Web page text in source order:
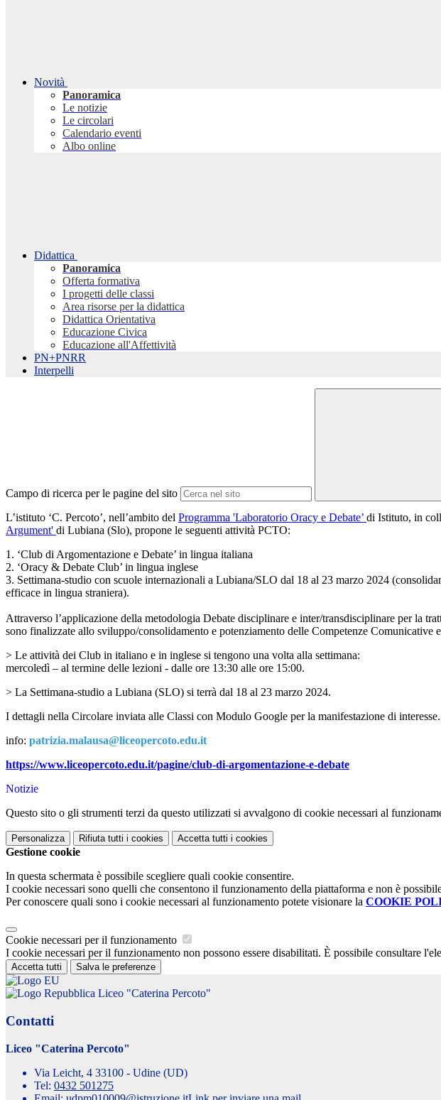
Novità
Panoramica
Le notizie
Le circolari
Calendario eventi
Albo online
Didattica
Panoramica
Offerta formativa
I progetti delle classi
Area risorse per la didattica
Didattica Orientativa
Educazione Civica
Educazione all'Affettività
PN+PNRR
Interpelli
Campo di ricerca per le pagine del sito
L’istituto ‘C. Percoto’, nell’ambito del Programma 'Laboratorio Oracy e Debate’ di Istituto, in
Argument' di Lubiana (Slo), propone le seguenti attività PCTO:
1. ‘Club di Argomentazione e Debate’ in lingua italiana
2. ‘Oracy & Debate Club’ in lingua inglese
3. Settimana-studio con scuole internazionali a Lubiana/SLO dal 18 al 23 marzo 2024
efficace in lingua straniera).
Attraverso l’applicazione della metodologia Debate disciplinare e inter/transdisciplinare per la
sono finalizzate allo sviluppo/consolidamento e potenziamento delle Competenze
> Le attività dei Club in italiano e in inglese si tengono una volta alla settimana:
mercoledì – al termine delle lezioni - dalle ore 13:30 alle ore 15:00.
> La Settimana-studio a Lubiana (SLO) si terrà dal 18 al 23 marzo 2024.
I dettagli nella Circolare inviata alle Classi con Modulo Google per la manifestazione di interesse.
info: patrizia.malausa@liceopercoto.edu.it
https://www.liceopercoto.edu.it/pagine/club-di-argomentazione-e-debate
Notizie
Questo sito o gli strumenti terzi da questo utilizzati si avvalgono di cookie necessari al
Personalizza Rifiuta tutti i cookies Accetta tutti i cookies
Gestione cookie
In questa schermata è possibile scegliere quali cookie consentire.
I cookie necessari sono quelli che consentono il funzionamento della piattaforma e non è
Per conoscere quali sono i cookie necessari al funzionamento potete visionare la COOKIE
Cookie necessari per il funzionamento
I cookie necessari per il funzionamento non possono essere disabilitati. È possibile consultare
Accetta tutti Salva le preferenze
Liceo "Caterina Percoto"
Contatti
Liceo "Caterina Percoto"
Via Leicht, 4 33100 - Udine (UD)
Tel: 0432 501275